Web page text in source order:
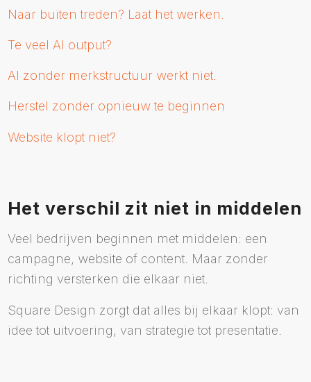
Naar buiten treden? Laat het werken.
Te veel AI output?
AI zonder merkstructuur werkt niet.
Herstel zonder opnieuw te beginnen
Website klopt niet?
Het verschil zit niet in middelen
Veel bedrijven beginnen met middelen: een
campagne, website of content. Maar zonder
richting versterken die elkaar niet.
Square Design zorgt dat alles bij elkaar klopt: van
idee tot uitvoering, van strategie tot presentatie.